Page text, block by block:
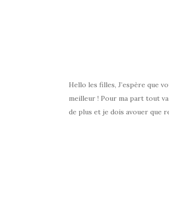
Hello les filles, J’espère que
meilleur ! Pour ma part tout
de plus et je dois avouer que